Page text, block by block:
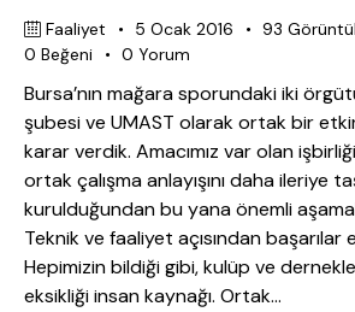
Faaliyet 5 Ocak 2016 93
0 Beğeni 0 Yorum
Bursa’nın mağara sporundaki iki
şubesi ve UMAST olarak ortak bir
karar verdik. Amacımız var olan
ortak çalışma anlayışını daha ileriye
kurulduğundan bu yana önemli
Teknik ve faaliyet açısından başarılar
Hepimizin bildiği gibi, kulüp ve
eksikliği insan kaynağı. Ortak…